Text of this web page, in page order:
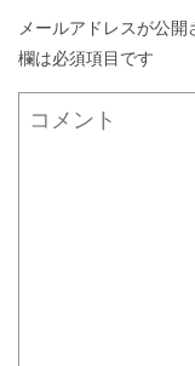
メールアドレスが公開
欄は必須項目です